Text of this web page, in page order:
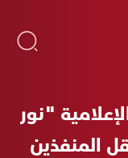
"نور
المنفذين